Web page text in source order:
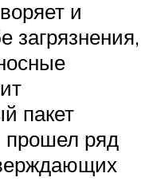
и
загрязнения,
пакет
прошел ряд